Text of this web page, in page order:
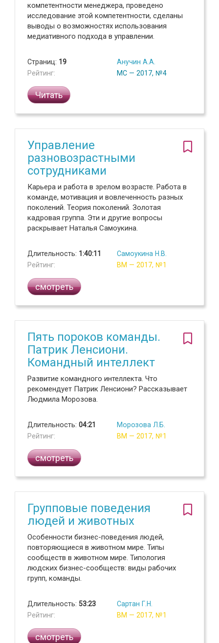
компетентности менеджера, проведено
исследование этой компетентности, сделаны
выводы о возможностях использования
медиативного подхода в управлении.
Страниц: 19
Рейтинг:
Анучин А.А.
МС — 2017, №4
Читать
Управление
разновозрастными
сотрудниками
Карьера и работа в зрелом возрасте. Работа в
команде, мотивация и вовлеченность разных
поколений. Теория поколений. Золотая
кадровая группа. Эти и другие вопросы
раскрывает Наталья Самоукина.
Длительность: 1:40:11
Рейтинг:
Самоукина Н.В.
ВМ — 2017, №1
смотреть
Пять пороков команды.
Патрик Ленсиони.
Командный интеллект
Развитие командного интеллекта. Что
рекомендует Патрик Ленсиони? Рассказывает
Людмила Морозова.
Длительность: 04:21
Рейтинг:
Морозова Л.Б.
ВМ — 2017, №1
смотреть
Групповые поведения
людей и животных
Особенности бизнес-поведения людей,
повторяющиеся в животном мире. Типы
сообществ в животном мире. Типология
людских бизнес-сообществ: виды рабочих
групп, команды.
Длительность: 53:23
Рейтинг:
Сартан Г.Н.
ВМ — 2017, №1
смотреть